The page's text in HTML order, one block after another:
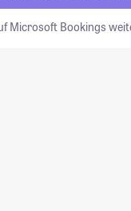
Microsoft Bookings